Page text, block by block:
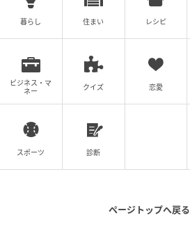
暮らし 住まい レシピ
ビジネス・マ
ネー
クイズ 恋愛
スポーツ 診断
ページトップへ戻る